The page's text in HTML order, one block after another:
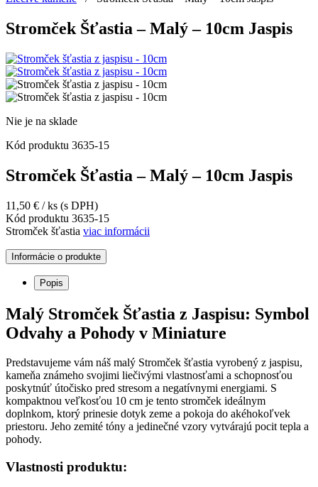
Stromček Šťastia – Malý – 10cm Jaspis
Nie je na sklade
Kód produktu 3635-15
Stromček Šťastia – Malý – 10cm Jaspis
11,50 € / ks (s DPH)
Kód produktu 3635-15
Stromček šťastia viac informácii
Informácie o produkte
Popis
Malý Stromček Šťastia z Jaspisu: Symbol
Odvahy a Pohody v Miniature
Predstavujeme vám náš malý Stromček šťastia vyrobený z jaspisu,
kameňa známeho svojimi liečivými vlastnosťami a schopnosťou
poskytnúť útočisko pred stresom a negatívnymi energiami. S
kompaktnou veľkosťou 10 cm je tento stromček ideálnym
doplnkom, ktorý prinesie dotyk zeme a pokoja do akéhokoľvek
priestoru. Jeho zemité tóny a jedinečné vzory vytvárajú pocit tepla a
pohody.
Vlastnosti produktu: